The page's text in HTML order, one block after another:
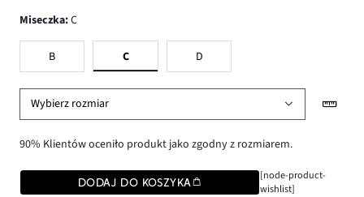
Miseczka:C
B C D
Wybierz rozmiar
90% Klientów oceniło produkt jako zgodny z rozmiarem.
DODAJ DO KOSZYKA
[node-product-
wishlist]